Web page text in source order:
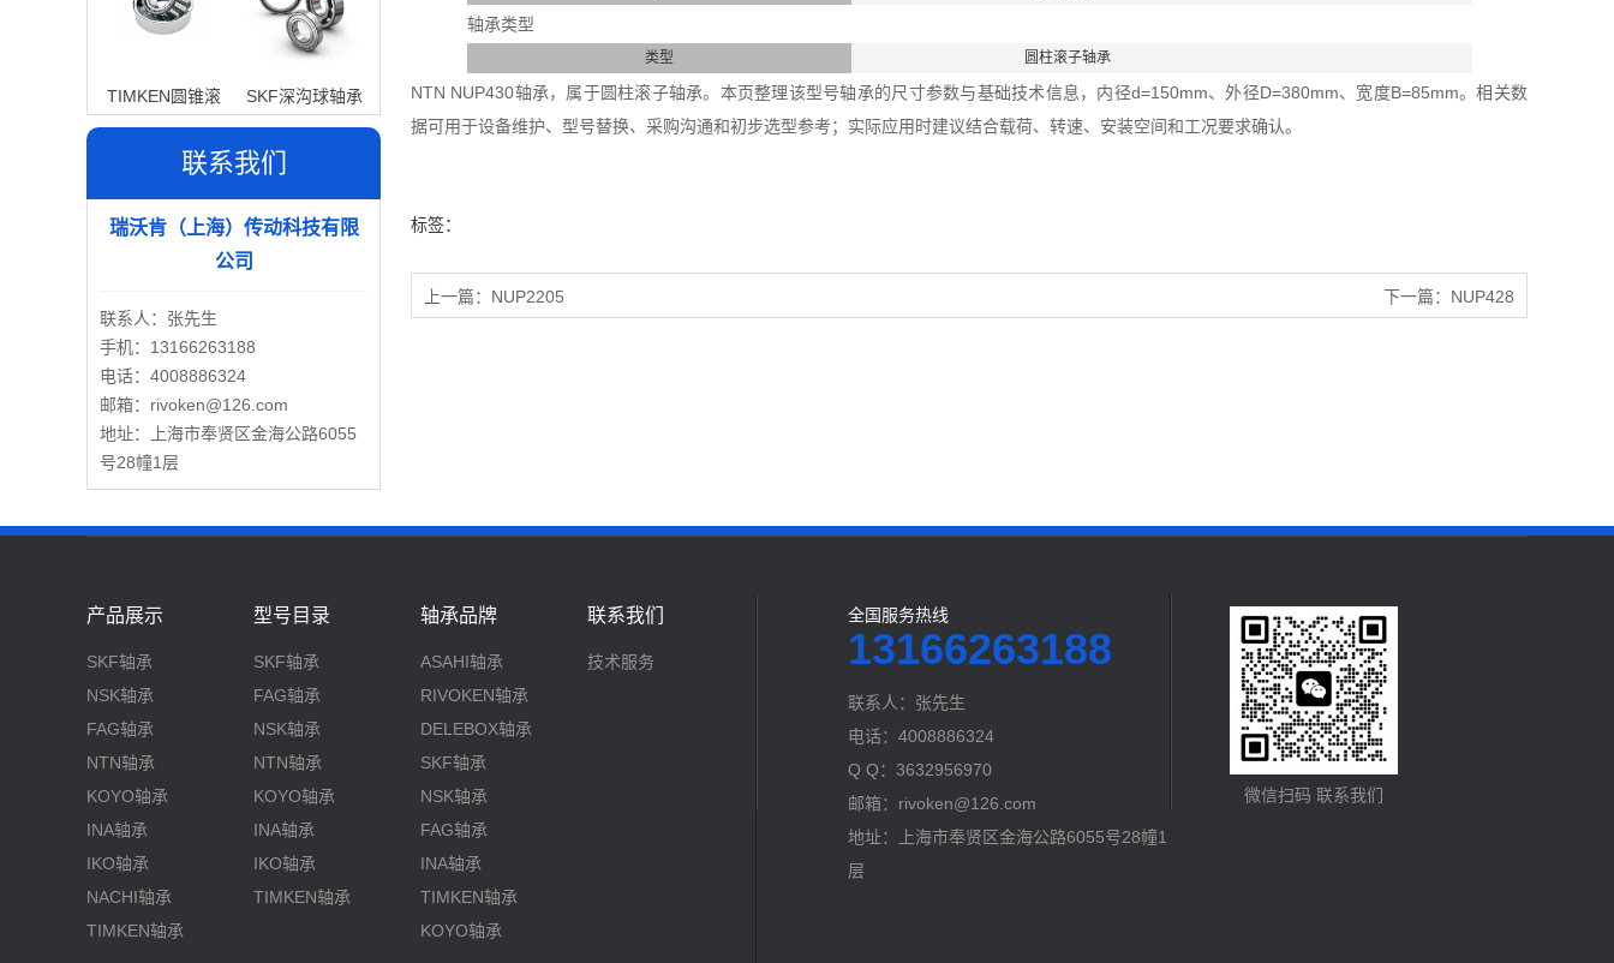
TIMKEN圆锥滚
子轴承
SKF深沟球轴承
联系我们
瑞沃肯（上海）传动科技有限
公司
联系人：张先生
手机：13166263188
电话：4008886324
邮箱：rivoken@126.com
地址：上海市奉贤区金海公路6055
号28幢1层
轴承类型
类型 圆柱滚子轴承
NTN NUP430轴承，属于圆柱滚子轴承。本页整理该型号轴承的尺寸参数与基础技术信息，内径d=150mm、外径D=380mm、宽度B=85mm。相关数
据可用于设备维护、型号替换、采购沟通和初步选型参考；实际应用时建议结合载荷、转速、安装空间和工况要求确认。
标签：
上一篇： NUP2205 下一篇： NUP428
产品展示
SKF轴承
NSK轴承
FAG轴承
NTN轴承
KOYO轴承
INA轴承
IKO轴承
NACHI轴承
TIMKEN轴承
型号目录
SKF轴承
FAG轴承
NSK轴承
NTN轴承
KOYO轴承
INA轴承
IKO轴承
TIMKEN轴承
轴承品牌
ASAHI轴承
RIVOKEN轴承
DELEBOX轴承
SKF轴承
NSK轴承
FAG轴承
INA轴承
TIMKEN轴承
KOYO轴承
联系我们
技术服务
全国服务热线
13166263188
联系人：张先生
电话：4008886324
Q Q：3632956970
邮箱：rivoken@126.com
地址：上海市奉贤区金海公路6055号28幢1
层
微信扫码 联系我们